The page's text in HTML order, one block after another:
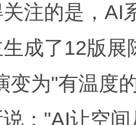
注的是，AI
生成了12版
变为"有温度
："AI让空